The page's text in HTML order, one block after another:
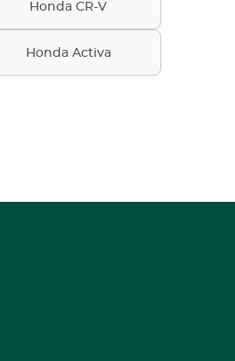
Honda CR-V
Honda Activa